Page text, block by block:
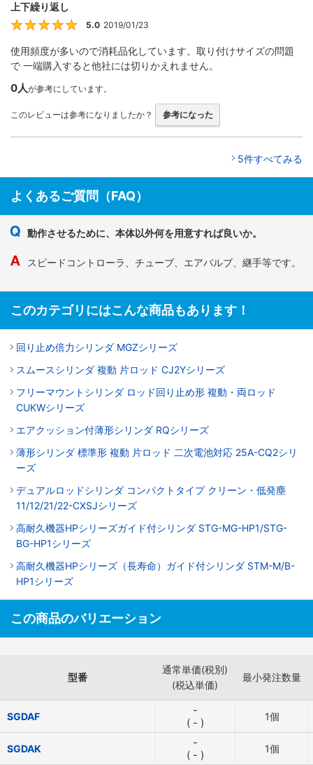
上下繰り返し
5
5.0 2019/01/23
使用頻度が多いので消耗品化しています。取り付けサイズの問題
で 一端購入すると他社には切りかえれません。
0人が参考にしています。
このレビューは参考になりましたか？ 参考になった
5件すべてみる
よくあるご質問（FAQ）
動作させるために、本体以外何を用意すれば良いか。
スピードコントローラ、チューブ、エアバルブ、継手等です。
このカテゴリにはこんな商品もあります！
回り止め倍力シリンダ MGZシリーズ
スムースシリンダ 複動 片ロッド CJ2Yシリーズ
フリーマウントシリンダ ロッド回り止め形 複動・両ロッド
CUKWシリーズ
エアクッション付薄形シリンダ RQシリーズ
薄形シリンダ 標準形 複動 片ロッド 二次電池対応 25A-CQ2シリ
ーズ
デュアルロッドシリンダ コンパクトタイプ クリーン・低発塵
11/12/21/22-CXSJシリーズ
高耐久機器HPシリーズガイド付シリンダ STG-MG-HP1/STG-
BG-HP1シリーズ
高耐久機器HPシリーズ（長寿命）ガイド付シリンダ STM-M/B-
HP1シリーズ
この商品のバリエーション
型番
通常単価(税別)
(税込単価)
最小発注数量
SGDAF
-
( - ) 1個
SGDAK
-
( - ) 1個